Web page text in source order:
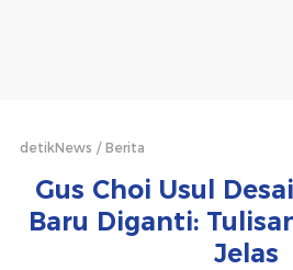
detikNews Berita
Gus Choi Usul
Baru Diganti:
Jelas